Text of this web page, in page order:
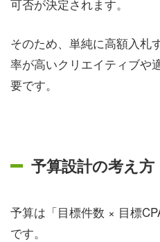
可否が決定されます。
そのため、単純に高額入札
率が高いクリエイティブや
要です。
予算設計の考え方
予算は「目標件数 × 目標
です。